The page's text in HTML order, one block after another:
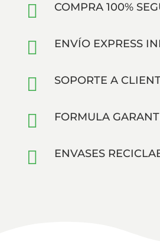
 COMPRA 100%
 ENVÍO EXPRESS
 SOPORTE A
 FORMULA
 ENVASES